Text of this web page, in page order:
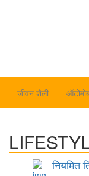
जीवन शैली
नियमित